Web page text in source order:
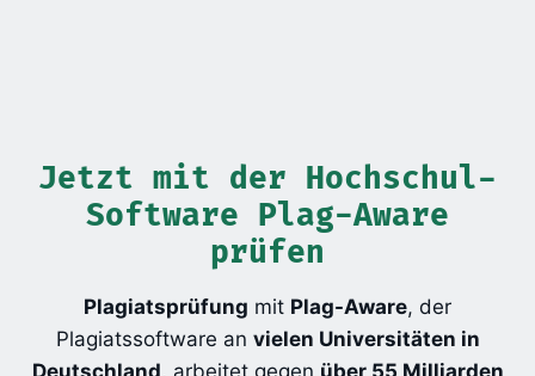
Jetzt mit der Hochschul-
Software Plag-Aware
prüfen
Plagiatsprüfung mit Plag-Aware, der
Plagiatssoftware an vielen Universitäten in
Deutschland, arbeitet gegen über 55 Milliarden